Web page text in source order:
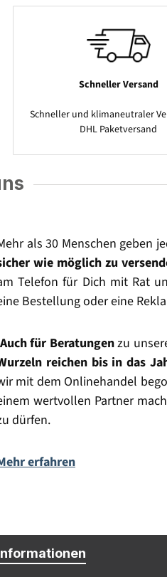
Schneller Versand
Schneller und klimaneutraler
DHL Paketversand
als 30 Menschen geben
wie möglich zu
Telefon für Dich mit Rat
Bestellung oder eine
Auch für Beratungenzu
reichen bis in das
mit dem Onlinehandel
wertvollen Partner
dürfen.
erfahren